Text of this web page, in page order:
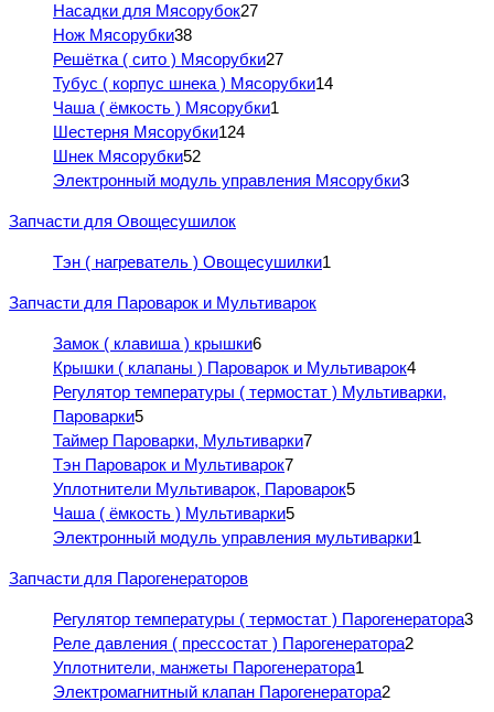
Насадки для Мясорубок27
Нож Мясорубки38
Решётка ( сито ) Мясорубки27
Тубус ( корпус шнека ) Мясорубки14
Чаша ( ёмкость ) Мясорубки1
Шестерня Мясорубки124
Шнек Мясорубки52
Электронный модуль управления Мясорубки3
Запчасти для Овощесушилок
Тэн ( нагреватель ) Овощесушилки1
Запчасти для Пароварок и Мультиварок
Замок ( клавиша ) крышки6
Крышки ( клапаны ) Пароварок и Мультиварок4
Регулятор температуры ( термостат ) Мультиварки,
Пароварки5
Таймер Пароварки, Мультиварки7
Тэн Пароварок и Мультиварок7
Уплотнители Мультиварок, Пароварок5
Чаша ( ёмкость ) Мультиварки5
Электронный модуль управления мультиварки1
Запчасти для Парогенераторов
Регулятор температуры ( термостат ) Парогенератора3
Реле давления ( прессостат ) Парогенератора2
Уплотнители, манжеты Парогенератора1
Электромагнитный клапан Парогенератора2